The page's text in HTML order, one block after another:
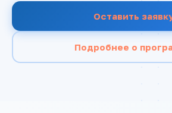
Оставить
Подробнее о